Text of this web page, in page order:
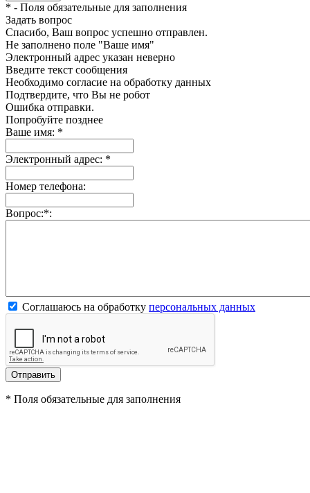
* - Поля обязательные для заполнения
Задать вопрос
Спасибо, Ваш вопрос успешно отправлен.
Не заполнено поле "Ваше имя"
Электронный адрес указан неверно
Введите текст сообщения
Необходимо согласие на обработку данных
Подтвердите, что Вы не робот
Ошибка отправки.
Попробуйте позднее
Ваше имя: *
Электронный адрес: *
Номер телефона:
Вопрос:*:
Соглашаюсь на обработку персональных данных
* Поля обязательные для заполнения